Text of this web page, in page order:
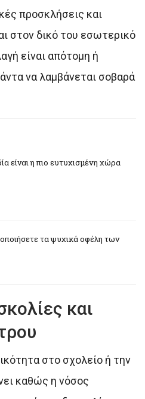
προσκλήσεις και
στον δικό του εσωτερικό
είναι απότομη ή
να λαμβάνεται σοβαρά
είναι η πιο ευτυχισμένη χώρα
τα ψυχικά οφέλη των
και
στο σχολείο ή την
καθώς η νόσος